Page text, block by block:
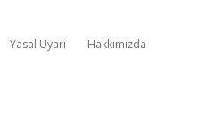
Yasal Uyarı Hakkımızda